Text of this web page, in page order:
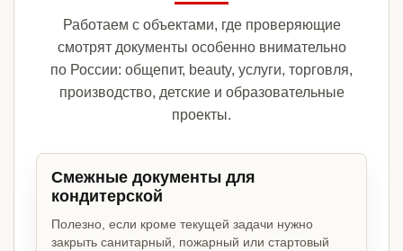
Работаем с объектами, где проверяющие
смотрят документы особенно внимательно
по России: общепит, beauty, услуги, торговля,
производство, детские и образовательные
проекты.
Смежные документы для
кондитерской
Полезно, если кроме текущей задачи нужно
закрыть санитарный, пожарный или стартовый